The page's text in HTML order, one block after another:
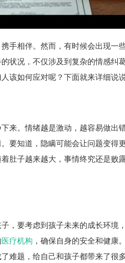
手相伴。然而，有时候会出现一
状况，不仅涉及到复杂的情感纠
该如何应对呢？下面就来详细说说
来。情绪越是激动，越容易做出
要知道，隐瞒可能会让问题变得
肚子越来越大，事情终究还是败
，要考虑到孩子未来的成长环境，
医疗机构 ，确保自身的安全和健康
了难题，给自己和孩子都带来了很多